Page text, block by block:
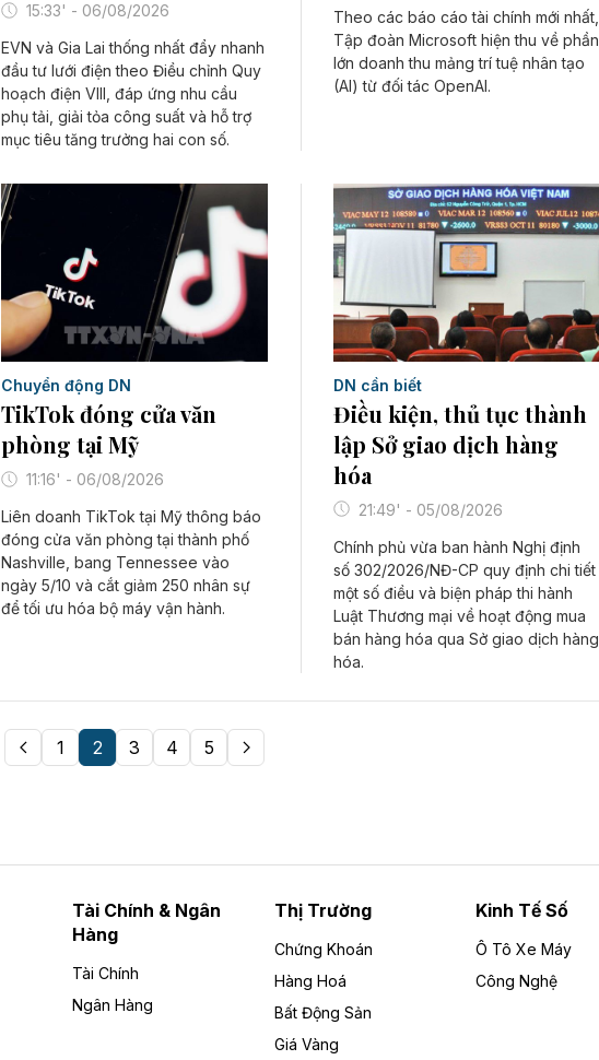
15:33' - 06/08/2026
EVN và Gia Lai thống nhất đẩy nhanh
đầu tư lưới điện theo Điều chỉnh Quy
hoạch điện VIII, đáp ứng nhu cầu
phụ tải, giải tỏa công suất và hỗ trợ
mục tiêu tăng trưởng hai con số.
Theo các báo cáo tài chính mới nhất,
Tập đoàn Microsoft hiện thu về phần
lớn doanh thu mảng trí tuệ nhân tạo
(AI) từ đối tác OpenAI.
Chuyển động DN
TikTok đóng cửa văn
phòng tại Mỹ
11:16' - 06/08/2026
Liên doanh TikTok tại Mỹ thông báo
đóng cửa văn phòng tại thành phố
Nashville, bang Tennessee vào
ngày 5/10 và cắt giảm 250 nhân sự
để tối ưu hóa bộ máy vận hành.
DN cần biết
Điều kiện, thủ tục thành
lập Sở giao dịch hàng
hóa
21:49' - 05/08/2026
Chính phủ vừa ban hành Nghị định
số 302/2026/NĐ-CP quy định chi tiết
một số điều và biện pháp thi hành
Luật Thương mại về hoạt động mua
bán hàng hóa qua Sở giao dịch hàng
hóa.
1 2 3 4 5
Tài Chính & Ngân
Hàng
Tài Chính
Ngân Hàng
Thị Trường
Chứng Khoán
Hàng Hoá
Bất Động Sản
Giá Vàng
Kinh Tế Số
Ô Tô Xe Máy
Công Nghệ